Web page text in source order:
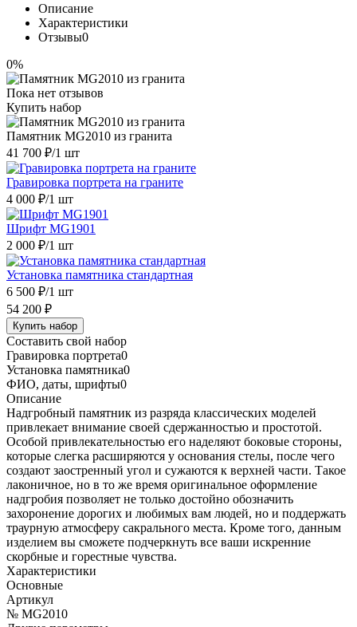
Описание
Характеристики
Отзывы0
0%
Пока нет отзывов
Купить набор
Памятник MG2010 из гранита
41 700 ₽/1 шт
Гравировка портрета на граните
4 000 ₽/1 шт
Шрифт MG1901
2 000 ₽/1 шт
Установка памятника стандартная
6 500 ₽/1 шт
54 200 ₽
Купить набор
Составить свой набор
Гравировка портрета0
Установка памятника0
ФИО, даты, шрифты0
Описание
Надгробный памятник из разряда классических моделей
привлекает внимание своей сдержанностью и простотой.
Особой привлекательностью его наделяют боковые стороны,
которые слегка расширяются у основания стелы, после чего
создают заостренный угол и сужаются к верхней части. Такое
лаконичное, но в то же время оригинальное оформление
надгробия позволяет не только достойно обозначить
захоронение дорогих и любимых вам людей, но и поддержать
траурную атмосферу сакрального места. Кроме того, данным
изделием вы сможете подчеркнуть все ваши искренние
скорбные и горестные чувства.
Характеристики
Основные
Артикул
№ MG2010